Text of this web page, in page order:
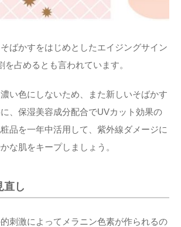
ばかすをはじめとしたエイジングサイン
を占めるとも言われています。
い色にしないため、また新しいそばかす
、保湿美容成分配合でUVカット効果の
品を一年中活用して、紫外線ダメージに
な肌をキープしましょう。
直し
刺激によってメラニン色素が作られるの